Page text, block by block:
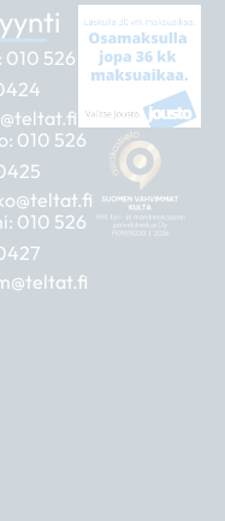
010 526
010 526
010 526